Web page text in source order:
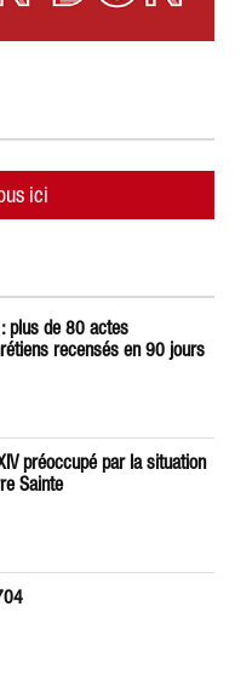
ici
plus de 80 actes
recensés en 90 jours
préoccupé par la situation
Sainte